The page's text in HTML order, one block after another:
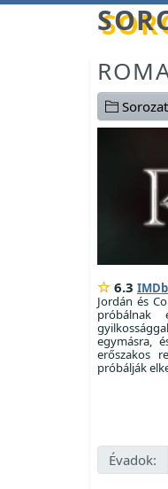
Betöltés...
6.3 IMDb
Jordán és
próbálnak
egymásra,
erőszakos
próbálják
Évadok: